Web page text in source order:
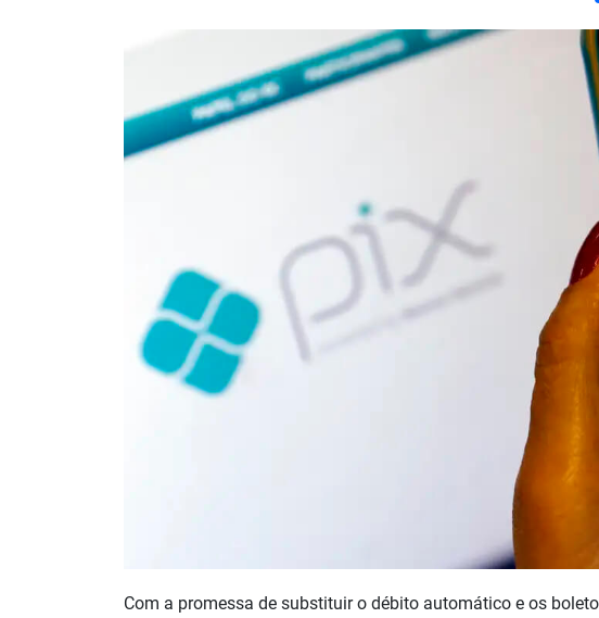
Com a promessa de substituir o débito automático e os